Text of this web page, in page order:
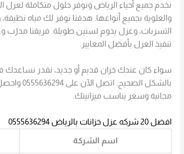
نخدم جميع أحياء الرياض ونوفر حلول متكاملة لعزل
والعلوية بجميع أنواعها. هدفنا نوفر لك مياه
التسربات، وعزل يدوم لسنين طويلة. فريقنا مدرّب
تنفيذ العزل بأفضل المعايير.
سواء كان عندك خزان قديم أو جديد، نقدر نساعدك
بالشكل الصحيح.
مجانية وسعر يناسب ميزانيتك.
افضل 20 شركه عزل خزانات بالرياض 0555636294
اسم الشركة